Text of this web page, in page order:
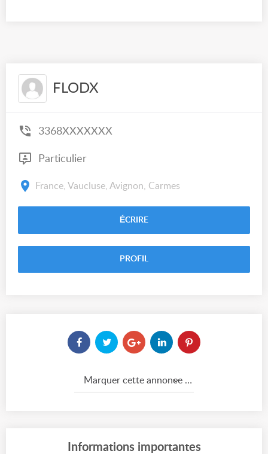
FLODX
3368XXXXXXX
Particulier
France, Vaucluse, Avignon, Carmes
ÉCRIRE
PROFIL
Marquer cette annonce comme...
Informations importantes